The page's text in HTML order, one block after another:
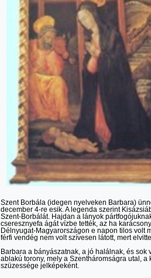
Szent Borbála (idegen nyelveken Barbara)
december 4-re esik. A legenda szerint
Szent-Borbálát. Hajdan a lányok
cseresznyefa ágát vízbe tették, az ha
Délnyugat-Magyarországon e napon tilos volt
férfi vendég nem volt szívesen látott, mert
Barbara a bányászatnak, a jó halálnak, és
ablakú torony, mely a Szentháromságra utal,
szüzessége jelképeként.